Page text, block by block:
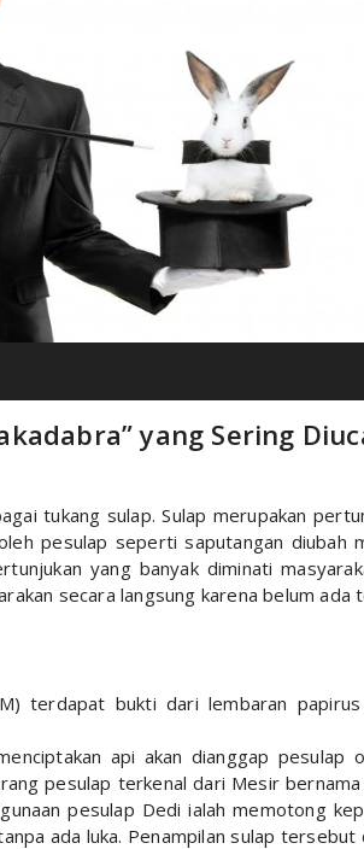
yang Sering
tukang sulap. Sulap merupakan
pesulap seperti saputangan diubah
yang banyak diminati
secara langsung karena belum ada
terdapat bukti dari lembaran
api akan dianggap pesulap
pesulap terkenal dari Mesir
pesulap Dedi ialah memotong
ada luka. Penampilan sulap tersebut